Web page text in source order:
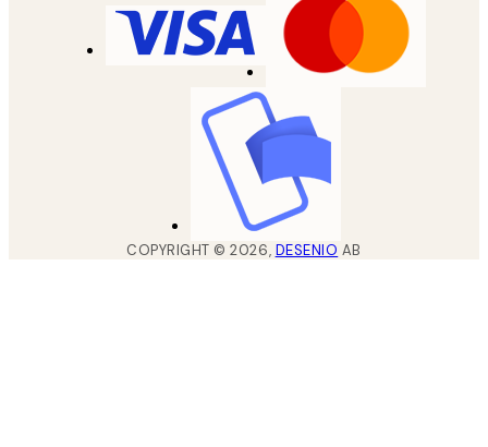
COPYRIGHT ©2026, DESENIO AB